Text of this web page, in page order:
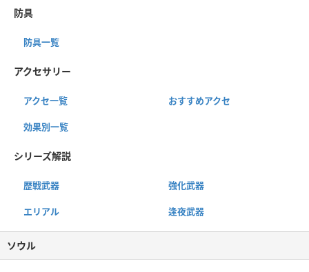
防具
防具一覧
アクセサリー
アクセ一覧 おすすめアクセ
効果別一覧
シリーズ解説
歴戦武器 強化武器
エリアル 逢夜武器
ソウル